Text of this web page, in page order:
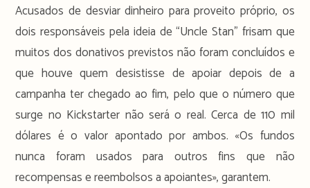
Acusados de desviar dinheiro para proveito próprio, os
dois responsáveis pela ideia de “Uncle Stan” frisam que
muitos dos donativos previstos não foram concluídos e
que houve quem desistisse de apoiar depois de a
campanha ter chegado ao fim, pelo que o número que
surge no Kickstarter não será o real. Cerca de 110 mil
dólares é o valor apontado por ambos. «Os fundos
nunca foram usados para outros fins que não
recompensas e reembolsos a apoiantes», garantem.